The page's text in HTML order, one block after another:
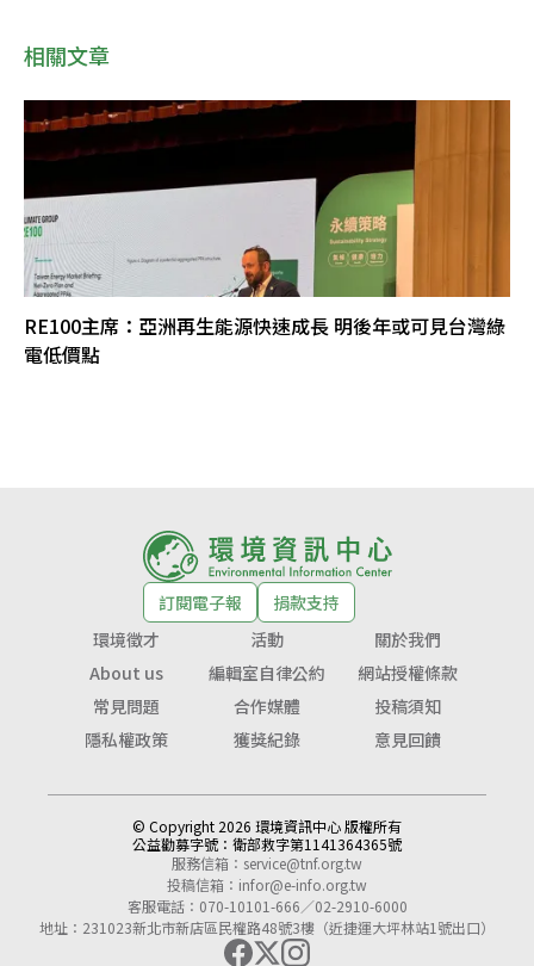
相關文章
RE100主席：亞洲再生能源快速成長 明後年或可見台灣綠
電低價點
訂閱電子報
捐款支持
環境徵才
活動
關於我們
About us
編輯室自律公約
網站授權條款
常見問題
合作媒體
投稿須知
隱私權政策
獲獎紀錄 意見回饋
© Copyright 2026 環境資訊中心 版權所有
公益勸募字號： 衛部救字第1141364365號
服務信箱： service@tnf.org.tw
投稿信箱： infor@e-info.org.tw
客服電話：070-10101-666／02-2910-6000
地址：231023新北市新店區民權路48號3樓（近捷運大坪林站1號出口）